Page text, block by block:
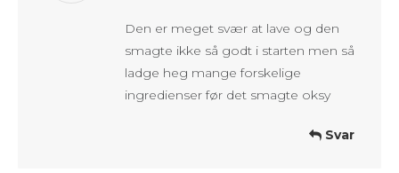
Den er meget svær at lave og den
smagte ikke så godt i starten men så
ladge heg mange forskelige
ingredienser før det smagte oksy
Svar